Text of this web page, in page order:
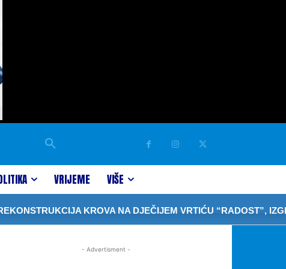
VRIJEME VIŠE
KROVA NA DJEČIJEM VRTIĆU “RADOST”,
- Advertisment -